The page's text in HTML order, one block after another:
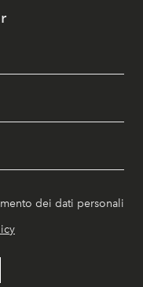
dei dati personali